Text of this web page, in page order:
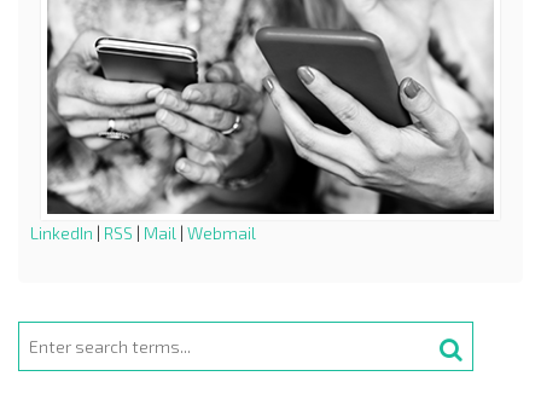
LinkedIn | RSS | Mail | Webmail